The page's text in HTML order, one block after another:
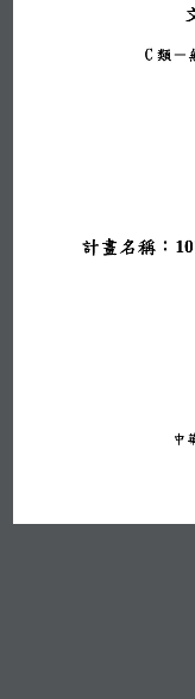
C 類－
計畫名稱： 10
中